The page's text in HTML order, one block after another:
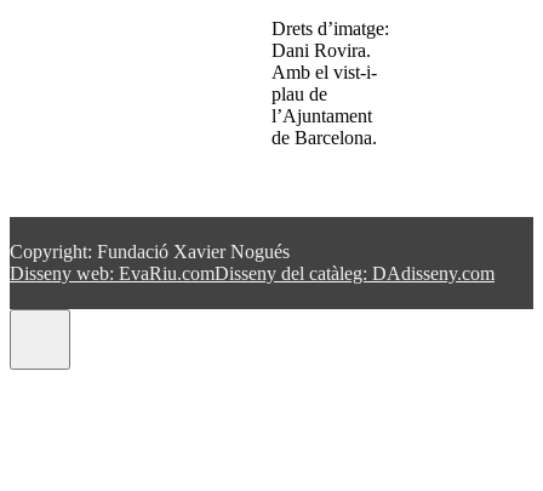
Drets d’imatge:
Dani Rovira.
Amb el vist-i-
plau de
l’Ajuntament
de Barcelona.
Copyright: Fundació Xavier Nogués
Disseny web: EvaRiu.comDisseny del catàleg: DAdisseny.com